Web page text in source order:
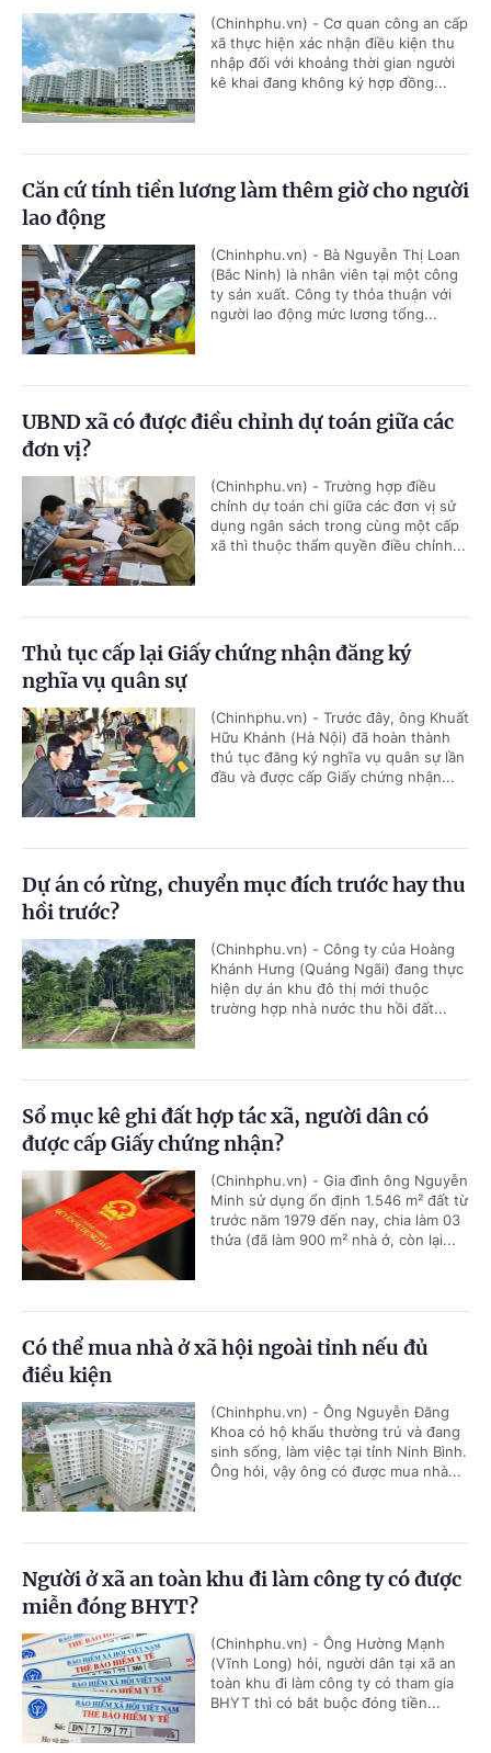
(Chinhphu.vn) - Cơ quan công an cấp
xã thực hiện xác nhận điều kiện thu
nhập đối với khoảng thời gian người
kê khai đang không ký hợp đồng...
Căn cứ tính tiền lương làm thêm giờ cho người
lao động
(Chinhphu.vn) - Bà Nguyễn Thị Loan
(Bắc Ninh) là nhân viên tại một công
ty sản xuất. Công ty thỏa thuận với
người lao động mức lương tổng...
UBND xã có được điều chỉnh dự toán giữa các
đơn vị?
(Chinhphu.vn) - Trường hợp điều
chỉnh dự toán chi giữa các đơn vị sử
dụng ngân sách trong cùng một cấp
xã thì thuộc thẩm quyền điều chỉnh...
Thủ tục cấp lại Giấy chứng nhận đăng ký
nghĩa vụ quân sự
(Chinhphu.vn) - Trước đây, ông Khuất
Hữu Khánh (Hà Nội) đã hoàn thành
thủ tục đăng ký nghĩa vụ quân sự lần
đầu và được cấp Giấy chứng nhận...
Dự án có rừng, chuyển mục đích trước hay thu
hồi trước?
(Chinhphu.vn) - Công ty của Hoàng
Khánh Hưng (Quảng Ngãi) đang thực
hiện dự án khu đô thị mới thuộc
trường hợp nhà nước thu hồi đất...
Sổ mục kê ghi đất hợp tác xã, người dân có
được cấp Giấy chứng nhận?
(Chinhphu.vn) - Gia đình ông Nguyễn
Minh sử dụng ổn định 1.546 m² đất từ
trước năm 1979 đến nay, chia làm 03
thửa (đã làm 900 m² nhà ở, còn lại...
Có thể mua nhà ở xã hội ngoài tỉnh nếu đủ
điều kiện
(Chinhphu.vn) - Ông Nguyễn Đăng
Khoa có hộ khẩu thường trú và đang
sinh sống, làm việc tại tỉnh Ninh Bình.
Ông hỏi, vậy ông có được mua nhà...
Người ở xã an toàn khu đi làm công ty có được
miễn đóng BHYT?
(Chinhphu.vn) - Ông Hường Mạnh
(Vĩnh Long) hỏi, người dân tại xã an
toàn khu đi làm công ty có tham gia
BHYT thì có bắt buộc đóng tiền...